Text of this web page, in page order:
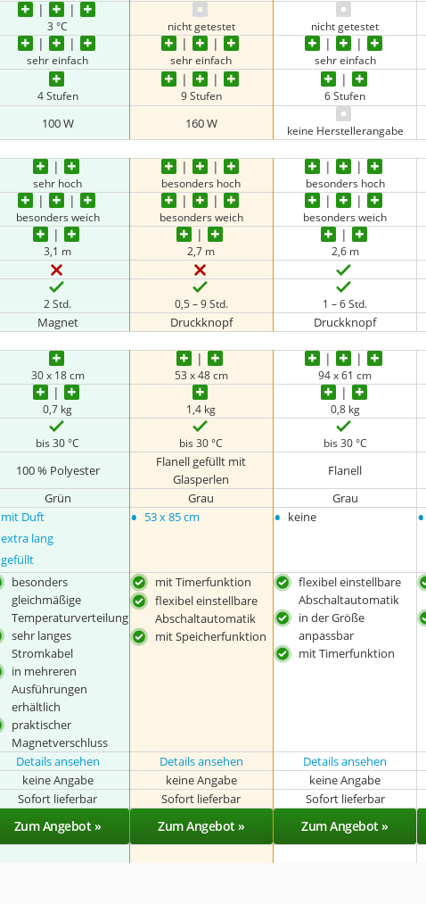
3 °C nicht getestet nicht getestet
sehr einfach sehr einfach sehr einfach
4 Stufen 9 Stufen 6 Stufen
100 W 160 W keine Herstellerangabe
sehr hoch besonders hoch besonders hoch
besonders weich besonders weich besonders weich
3,1 m 2,7 m 2,6 m
2 Std. 0,5 – 9 Std. 1 – 6 Std.
Magnet Druckknopf Druckknopf
30 x 18 cm 53 x 48 cm 94 x 61 cm
0,7 kg 1,4 kg 0,8 kg
bis 30 °C bis 30 °C bis 30 °C
100 % Polyester
Flanell gefüllt mit
Glasperlen
Flanell
Grün Grau Grau
mit Duft
extra lang
gefüllt
• 53 x 85 cm • keine •
besonders
gleichmäßige
Temperaturverteilung
sehr langes
Stromkabel
in mehreren
Ausführungen
erhältlich
praktischer
Magnetverschluss
mit Timerfunktion
flexibel einstellbare
Abschaltautomatik
mit Speicherfunktion
flexibel einstellbare
Abschaltautomatik
in der Größe
anpassbar
mit Timerfunktion
Details ansehen Details ansehen Details ansehen
keine Angabe keine Angabe keine Angabe
Sofort lieferbar Sofort lieferbar Sofort lieferbar
Zum Angebot » Zum Angebot » Zum Angebot »